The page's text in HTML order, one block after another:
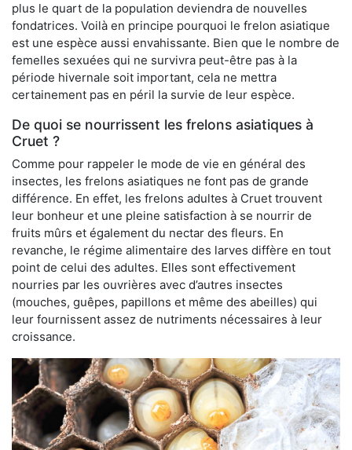
plus le quart de la population deviendra de nouvelles
fondatrices. Voilà en principe pourquoi le frelon asiatique
est une espèce aussi envahissante. Bien que le nombre de
femelles sexuées qui ne survivra peut-être pas à la
période hivernale soit important, cela ne mettra
certainement pas en péril la survie de leur espèce.
De quoi se nourrissent les frelons asiatiques à
Cruet ?
Comme pour rappeler le mode de vie en général des
insectes, les frelons asiatiques ne font pas de grande
différence. En effet, les frelons adultes à Cruet trouvent
leur bonheur et une pleine satisfaction à se nourrir de
fruits mûrs et également du nectar des fleurs. En
revanche, le régime alimentaire des larves diffère en tout
point de celui des adultes. Elles sont effectivement
nourries par les ouvrières avec d’autres insectes
(mouches, guêpes, papillons et même des abeilles) qui
leur fournissent assez de nutriments nécessaires à leur
croissance.